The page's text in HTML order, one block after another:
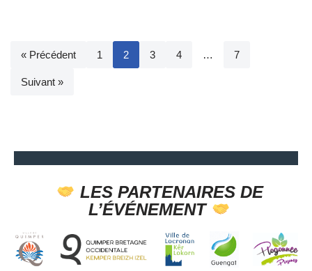
« Précédent 1 2 3 4 … 7
Suivant »
LES PARTENAIRES DE
L’ÉVÉNEMENT